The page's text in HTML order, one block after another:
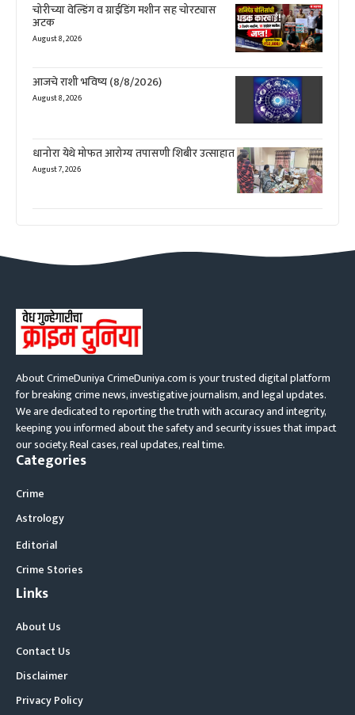
चोरीच्या वेल्डिंग व ग्राईडिंग मशीन सह चोरट्यास
अटक
August 8, 2026
आजचे राशी भविष्य (8/8/2026)
August 8, 2026
धानोरा येथे मोफत आरोग्य तपासणी शिबीर उत्साहात
August 7, 2026
About CrimeDuniya CrimeDuniya.com is your trusted digital platform
for breaking crime news, investigative journalism, and legal updates.
We are dedicated to reporting the truth with accuracy and integrity,
keeping you informed about the safety and security issues that impact
our society. Real cases, real updates, real time.
Categories
Crime
Astrology
Editorial
Crime Stories
Links
About Us
Contact Us
Disclaimer
Privacy Policy